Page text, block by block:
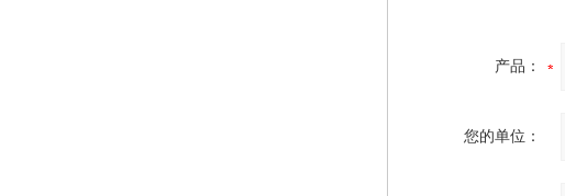
产品：
您的单位：